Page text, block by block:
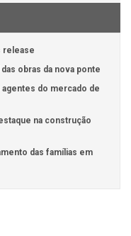
release
obras da nova ponte
do mercado de
na construção
das famílias em